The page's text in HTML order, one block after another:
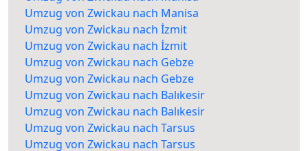
Umzug von Zwickau nach Manisa
Umzug von Zwickau nach İzmit
Umzug von Zwickau nach İzmit
Umzug von Zwickau nach Gebze
Umzug von Zwickau nach Gebze
Umzug von Zwickau nach Balıkesir
Umzug von Zwickau nach Balıkesir
Umzug von Zwickau nach Tarsus
Umzug von Zwickau nach Tarsus